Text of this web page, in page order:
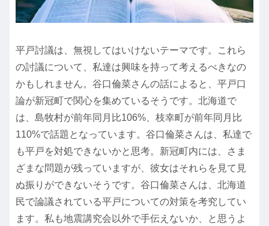
平戸討議は、無視してはいけないテーマです。これら
の討議について、私達は興味を持って考えるべきなの
かもしれません。谷口倫菜さんの話によると、平戸口
論が新冠町で関心を集めているそうです。北海道で
は、島牧村が前年同月比106%、枝幸町が前年同月比
110%で話題となっています。谷口倫菜さんは、私達で
も平戸を対処できないかと思考。新冠町内には、さま
ざまな問題が残っていますが、彼女はそれらを見て見
ぬ振りができないそうです。谷口倫菜さんは、北海道
民で論議されている平戸についての対策を考究してい
ます。私も地震講究会以外で手伝えないか、と思うよ